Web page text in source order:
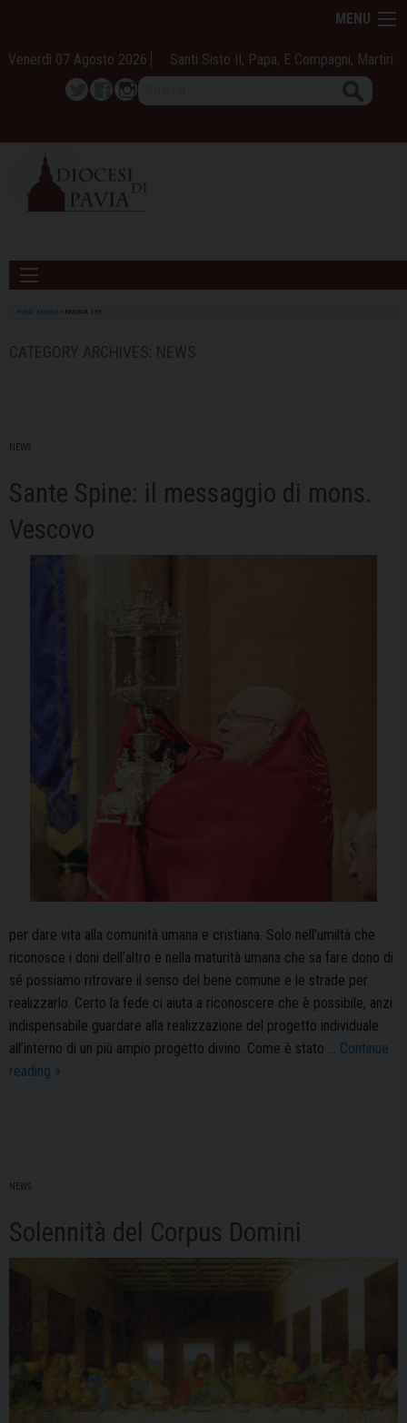
content
MENU
Venerdì 07 Agosto 2026 Santi Sisto II, Papa, E Compagni, Martiri
TwitterFacebook
Instagram
HOME NEWS PAGINA 139
NEWS
Sante Spine: il messaggio di mons.
Vescovo
per dare vita alla comunità umana e cristiana. Solo nell’umiltà che
riconosce i doni dell’altro e nella maturità umana che sa fare dono di
sé possiamo ritrovare il senso del bene comune e le strade per
realizzarlo. Certo la fede ci aiuta a riconoscere che è possibile, anzi
indispensabile guardare alla realizzazione del progetto individuale
all’interno di un più ampio progetto divino. Come è stato … Continue
reading Sante
»
NEWS
Solennità del Corpus Domini